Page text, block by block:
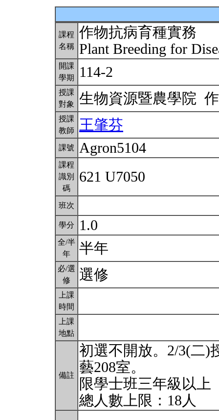
課程
名稱
作物抗病育種實務
Plant Breeding for
開課
學期
114-2
授課
對象
生物資源暨農學院
授課
教師
王肇芬
課號 Agron5104
課程
識別
碼
621 U7050
班次
學分 1.0
全/半
年
半年
必/選
修
選修
上課
時間
上課
地點
備註
初選不開放。2/3(二)
藝208室。
限學士班三年級以上
總人數上限：18人